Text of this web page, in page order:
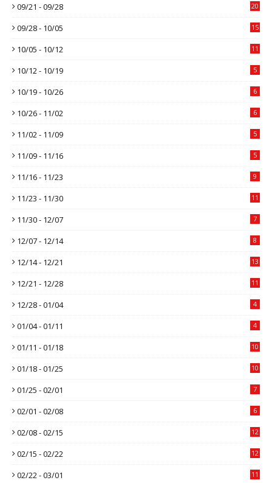
09/21 - 09/28 20
09/28 - 10/05 15
10/05 - 10/12 11
10/12 - 10/19 5
10/19 - 10/26 6
10/26 - 11/02 6
11/02 - 11/09 5
11/09 - 11/16 5
11/16 - 11/23 9
11/23 - 11/30 11
11/30 - 12/07 7
12/07 - 12/14 8
12/14 - 12/21 13
12/21 - 12/28 11
12/28 - 01/04 4
01/04 - 01/11 4
01/11 - 01/18 10
01/18 - 01/25 10
01/25 - 02/01 7
02/01 - 02/08 6
02/08 - 02/15 12
02/15 - 02/22 12
02/22 - 03/01 11